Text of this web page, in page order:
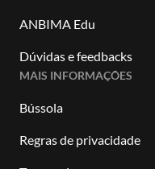
ANBIMA Edu
Dúvidas e feedbacks
MAIS INFORMAÇÕES
Bússola
Regras de privacidade